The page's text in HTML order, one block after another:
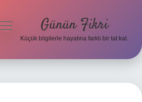
menüyü
Günün Fikri
Küçük bilgilerle hayatına farklı bir tat kat.